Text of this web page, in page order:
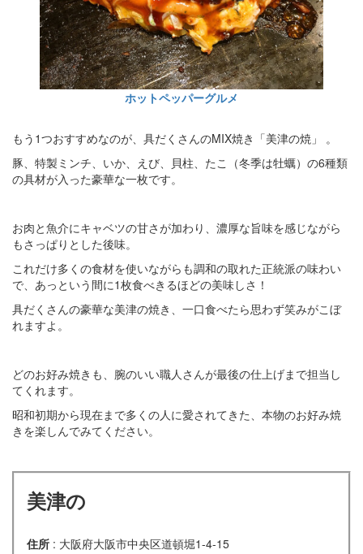
ホットペッパーグルメ
もう1つおすすめなのが、具だくさんのMIX焼き「美津の焼」 。
豚、特製ミンチ、いか、えび、貝柱、たこ（冬季は牡蠣）の6種類
の具材が入った豪華な一枚です。
お肉と魚介にキャベツの甘さが加わり、濃厚な旨味を感じながら
もさっぱりとした後味。
これだけ多くの食材を使いながらも調和の取れた正統派の味わい
で、あっという間に1枚食べきるほどの美味しさ！
具だくさんの豪華な美津の焼き、一口食べたら思わず笑みがこぼ
れますよ。
どのお好み焼きも、腕のいい職人さんが最後の仕上げまで担当し
てくれます。
昭和初期から現在まで多くの人に愛されてきた、本物のお好み焼
きを楽しんでみてください。
美津の
住所 : 大阪府大阪市中央区道頓堀1-4-15